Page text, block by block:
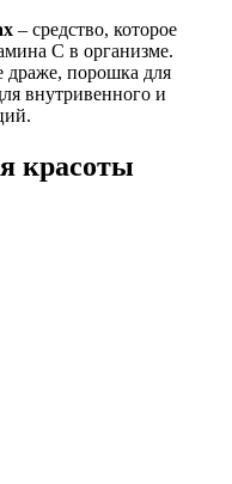
– средство, которое
С в организме.
драже, порошка для
внутривенного и
красоты